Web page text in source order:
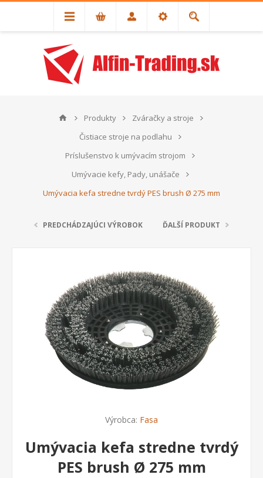
Produkty
Zváračky a stroje
Čistiace stroje na podlahu
Príslušenstvo k umývacím strojom
Umývacie kefy, Pady, unášače
Umývacia kefa stredne tvrdý PES brush Ø 275 mm
PREDCHÁDZAJÚCI VÝROBOK ĎALŠÍ PRODUKT
Výrobca: Fasa
Umývacia kefa stredne tvrdý
PES brush Ø 275 mm